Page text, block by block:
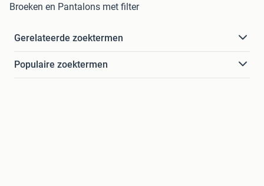
Broeken en Pantalons met filter
Gerelateerde zoektermen
Populaire zoektermen